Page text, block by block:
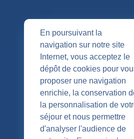
En poursuivant la
navigation sur notre site
Internet, vous acceptez le
dépôt de cookies pour
proposer une navigation
enrichie, la conservation
la personnalisation de
séjour et nous permettre
d'analyser l'audience de
SUIVEZ-NOUS